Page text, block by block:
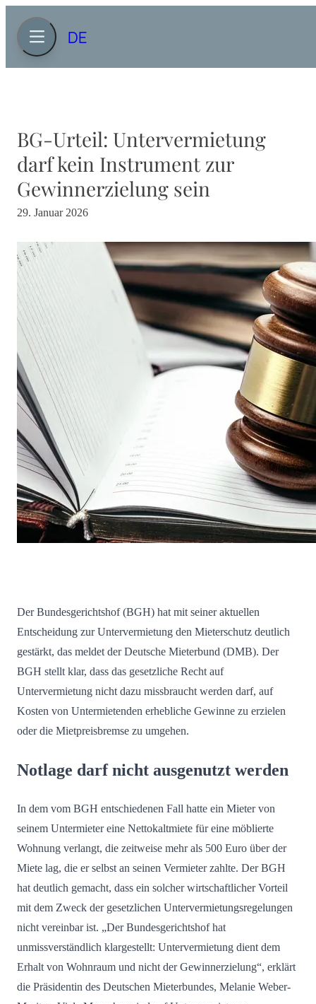
DE
BG-Urteil: Untervermietung
darf kein Instrument zur
Gewinnerzielung sein
29. Januar 2026
Der Bundesgerichtshof (BGH) hat mit seiner aktuellen
Entscheidung zur Untervermietung den Mieterschutz deutlich
gestärkt, das meldet der Deutsche Mieterbund (DMB). Der
BGH stellt klar, dass das gesetzliche Recht auf
Untervermietung nicht dazu missbraucht werden darf, auf
Kosten von Untermietenden erhebliche Gewinne zu erzielen
oder die Mietpreisbremse zu umgehen.
Notlage darf nicht ausgenutzt werden
In dem vom BGH entschiedenen Fall hatte ein Mieter von
seinem Untermieter eine Nettokaltmiete für eine möblierte
Wohnung verlangt, die zeitweise mehr als 500 Euro über der
Miete lag, die er selbst an seinen Vermieter zahlte. Der BGH
hat deutlich gemacht, dass ein solcher wirtschaftlicher Vorteil
mit dem Zweck der gesetzlichen Untervermietungsregelungen
nicht vereinbar ist. „Der Bundesgerichtshof hat
unmissverständlich klargestellt: Untervermietung dient dem
Erhalt von Wohnraum und nicht der Gewinnerzielung“, erklärt
die Präsidentin des Deutschen Mieterbundes, Melanie Weber-